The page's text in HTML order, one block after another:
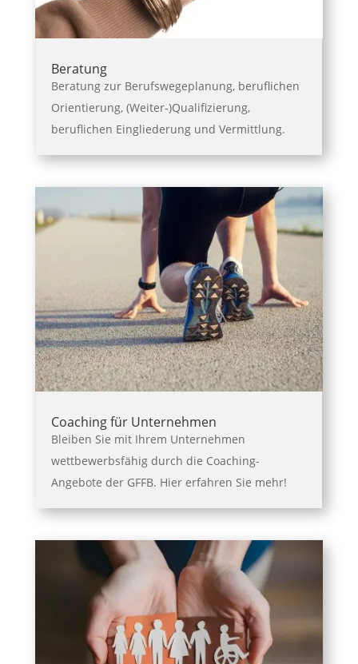
Beratung
Beratung zur Berufswegeplanung, beruflichen
Orientierung, (Weiter-)Qualifizierung,
beruflichen Eingliederung und Vermittlung.
Coaching für Unternehmen
Bleiben Sie mit Ihrem Unternehmen
wettbewerbsfähig durch die Coaching-
Angebote der GFFB. Hier erfahren Sie mehr!